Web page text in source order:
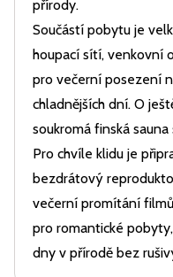
přírody.
Součástí pobytu je
houpací sítí, venkovní
pro večerní posezení
chladnějších dní. O
soukromá finská
Pro chvíle klidu je
bezdrátový
večerní promítání
pro romantické
dny v přírodě bez